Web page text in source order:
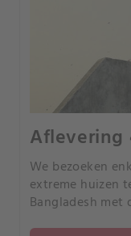
Aflevering
We bezoeken
extreme huizen
Bangladesh met